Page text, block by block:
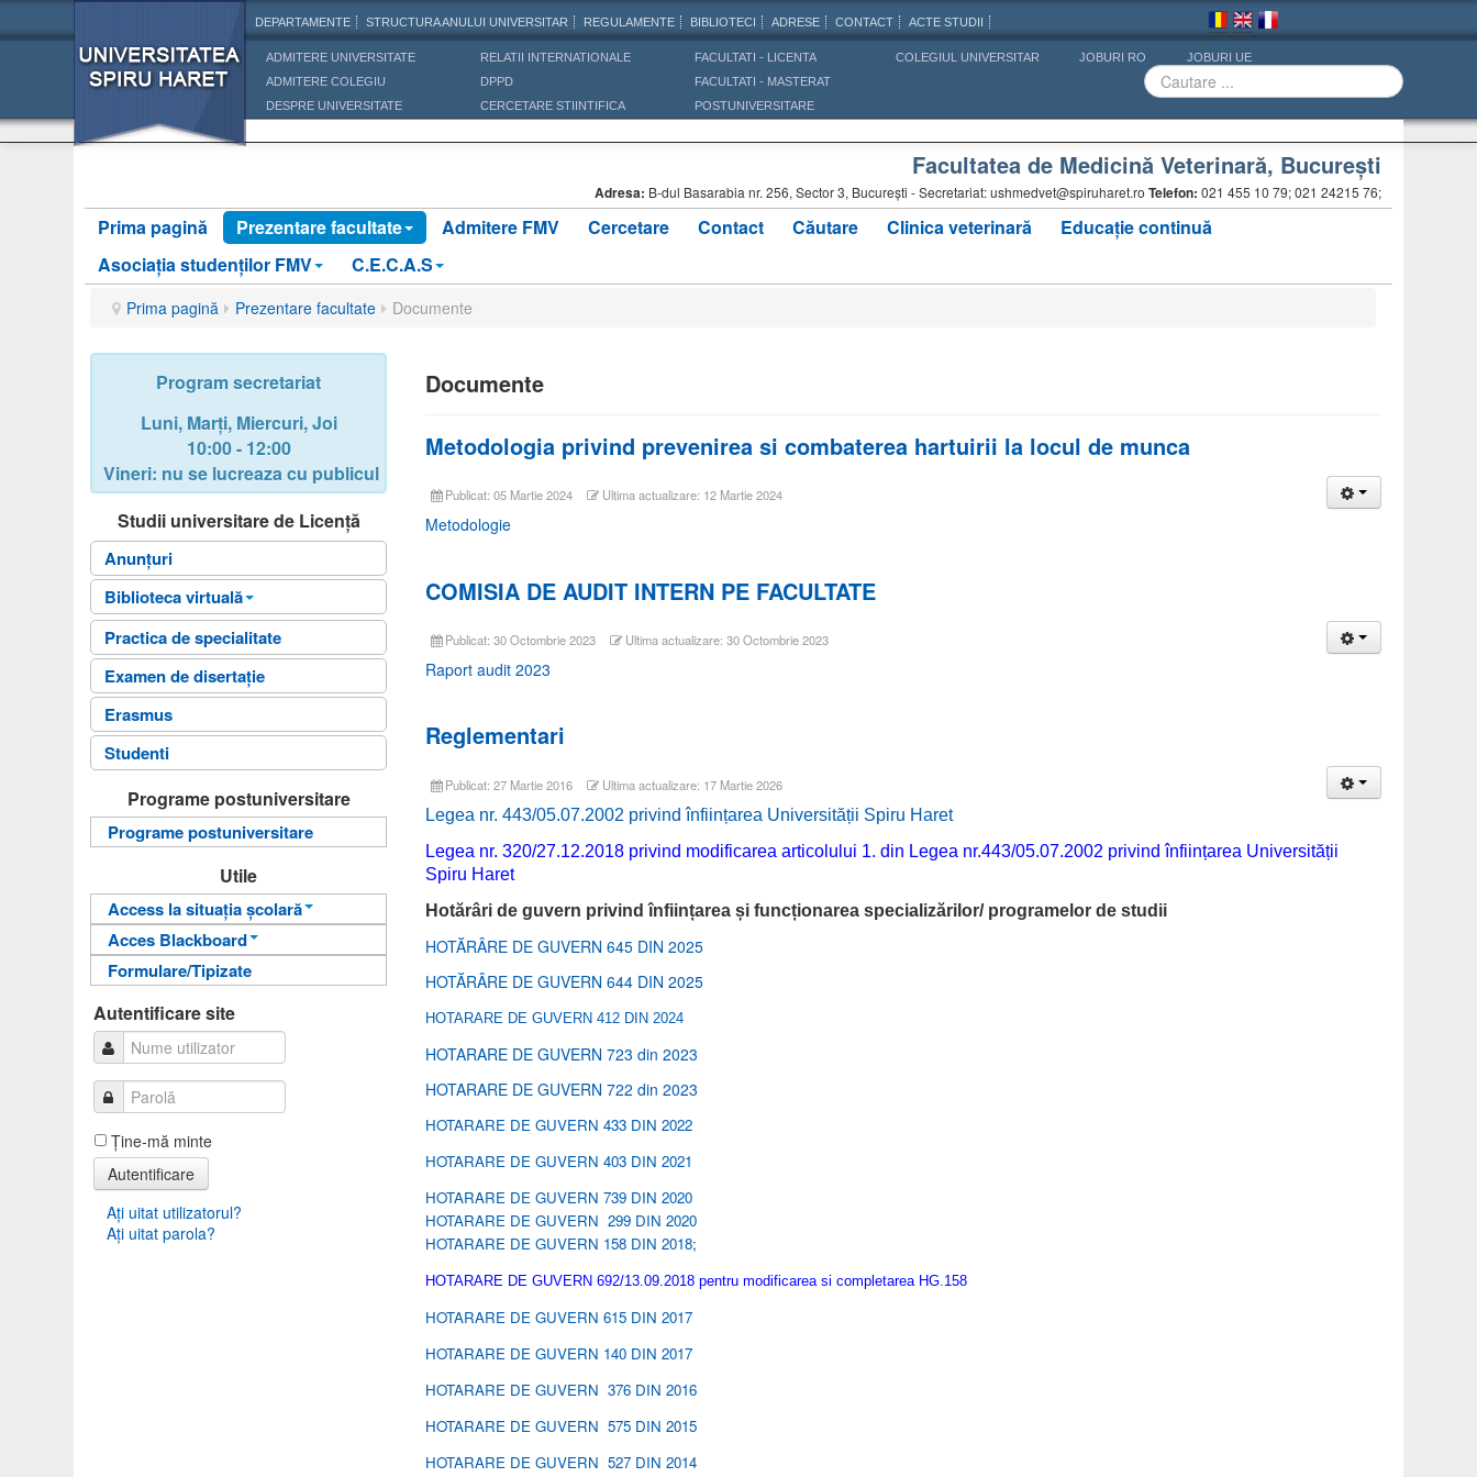
DEPARTAMENTE STRUCTURA ANULUI UNIVERSITAR REGULAMENTE BIBLIOTECI ADRESE CONTACT ACTE STUDII
ADMITERE UNIVERSITATE
ADMITERE COLEGIU
DESPRE UNIVERSITATE
RELATII INTERNATIONALE
DPPD
CERCETARE STIINTIFICA
FACULTATI - LICENTA
FACULTATI - MASTERAT
POSTUNIVERSITARE
COLEGIUL UNIVERSITAR JOBURI RO JOBURI UE
Facultatea de Medicină Veterinară, Bucureşti
Adresa: B-dul Basarabia nr. 256, Sector 3, Bucureşti - Secretariat: ushmedvet@spiruharet.ro Telefon: 021 455 10 79; 021 24215 76;
Prima pagină Prezentare facultate Admitere FMV Cercetare Contact Căutare Clinica veterinară
Educație continuă
Asociaţia studenţilor FMV
C.E.C.A.S
Prima pagină Prezentare facultate Documente
Program secretariat
Luni, Marți, Miercuri, Joi
10:00 - 12:00
Vineri: nu se lucreaza cu publicul
Studii universitare de Licență
Anunțuri
Biblioteca virtuală
Biblioteca Facultatii
Fişele disciplinelor
Ghiduri universitare
Planuri de învățământ
Teme Examen
Sinteze cursuri
Carti online
Practica de specialitate
Examen de disertație
Erasmus
Studenti
Programe postuniversitare
Programe postuniversitare
Utile
Access la situația școlară
Informații pentru acces
Autentificare
Acces Blackboard
Informații pentru acces
Autentificare
Formulare/Tipizate
Autentificare site
Ţine-mă minte
Autentificare
Aţi uitat utilizatorul?
Aţi uitat parola?
Documente
Metodologia privind prevenirea si combaterea hartuirii la locul de munca
Publicat: 05 Martie 2024 Ultima actualizare: 12 Martie 2024
Metodologie
COMISIA DE AUDIT INTERN PE FACULTATE
Publicat: 30 Octombrie 2023 Ultima actualizare: 30 Octombrie 2023
Raport audit 2023
Reglementari
Publicat: 27 Martie 2016 Ultima actualizare: 17 Martie 2026
Legea nr. 443/05.07.2002 privind înființarea Universității Spiru Haret
Legea nr. 320/27.12.2018 privind modificarea articolului 1. din Legea nr.443/05.07.2002 privind înființarea Universității
Spiru Haret
Hotărâri de guvern privind înființarea și funcționarea specializărilor/ programelor de studii
HOTĂRÂRE DE GUVERN 645 DIN 2025
HOTĂRÂRE DE GUVERN 644 DIN 2025
HOTARARE DE GUVERN 412 DIN 2024
HOTARARE DE GUVERN 723 din 2023
HOTARARE DE GUVERN 722 din 2023
HOTARARE DE GUVERN 433 DIN 2022
HOTARARE DE GUVERN 403 DIN 2021
HOTARARE DE GUVERN 739 DIN 2020
HOTARARE DE GUVERN 299 DIN 2020
HOTARARE DE GUVERN 158 DIN 2018;
HOTARARE DE GUVERN 692/13.09.2018 pentru modificarea si completarea HG.158
HOTARARE DE GUVERN 615 DIN 2017
HOTARARE DE GUVERN 140 DIN 2017
HOTARARE DE GUVERN 376 DIN 2016
HOTARARE DE GUVERN 575 DIN 2015
HOTARARE DE GUVERN 527 DIN 2014